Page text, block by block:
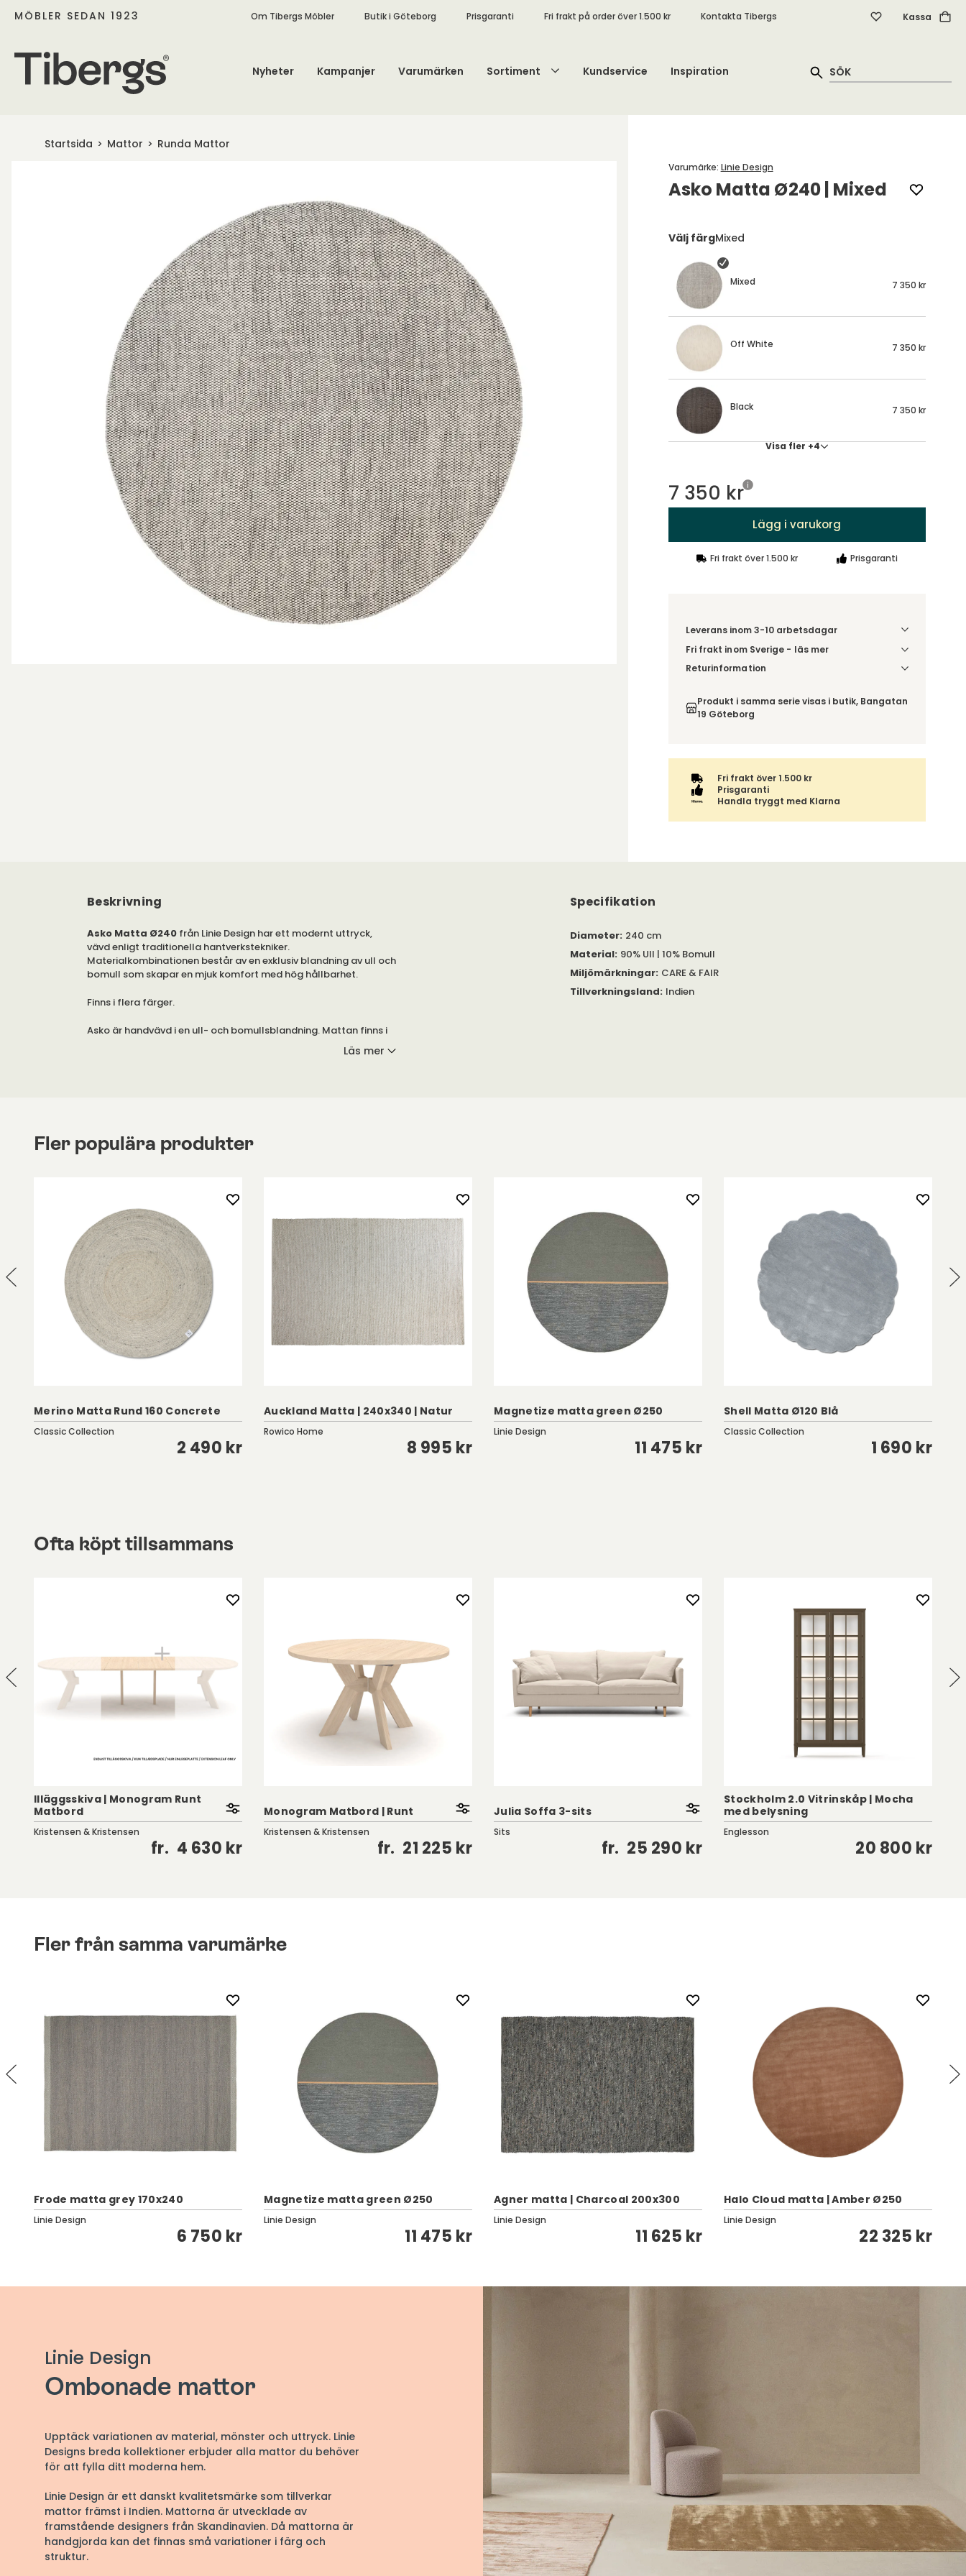
MÖBLER SEDAN 1923 Om Tibergs Möbler Butik i Göteborg Prisgaranti Fri frakt på order över 1.500 kr Kontakta Tibergs Kassa
Nyheter Kampanjer Varumärken Sortiment Kundservice Inspiration
Startsida Mattor Runda Mattor
Asko Matta Ø240 | Mixed
Varumärke: Linie Design
Välj färgMixed
Mixed 7 350 kr
Off White 7 350 kr
Black 7 350 kr
Visa fler +4
7 350 kr
Lägg i varukorg
Fri frakt över 1.500 kr Prisgaranti
Leverans inom 3-10 arbetsdagar
Fri frakt inom Sverige - läs mer
Denna vara skickas till din port/tomtgräns. Innan
andra produkter skickas hela ordern tillsammans.
Returinformation
emot din order, enligtdistansavtalslagen.
Produkt i samma serie visas i butik, Bangatan
19 Göteborg
Fri frakt över 1.500 kr
Prisgaranti
Handla tryggt med Klarna
Beskrivning
Asko Matta Ø240 från Linie Design har ett modernt uttryck,
vävd enligt traditionella hantverkstekniker.
Materialkombinationen består av en exklusiv blandning av ull och
bomull som skapar en mjuk komfort med hög hållbarhet.
Finns i flera färger.
Asko är handvävd i en ull- och bomullsblandning. Mattan finns i
ett brett utbud av färger med diameter 240 centimeter. Asko
finns dessutom i rektangulärt utförande under egen produkt.
Läs mer
Specifikation
Diameter: 240 cm
Material: 90% Ull | 10% Bomull
Miljömärkningar: CARE & FAIR
Tillverkningsland: Indien
Fler populära produkter
Merino Matta Rund 160 Concrete
Classic Collection
2 490 kr
Auckland Matta | 240x340 | Natur
Rowico Home
8 995 kr
Magnetize matta green Ø250
Linie Design
11 475 kr
Shell Matta Ø120 Blå
Classic Collection
1 690 kr
Ofta köpt tillsammans
IIläggsskiva | Monogram Runt
Matbord
Kristensen & Kristensen
fr. 4 630 kr
Monogram Matbord | Runt
Kristensen & Kristensen
fr. 21 225 kr
Julia Soffa 3-sits
Sits
fr. 25 290 kr
Stockholm 2.0 Vitrinskåp | Mocha
med belysning
Englesson
20 800 kr
Fler från samma varumärke
Frode matta grey 170x240
Linie Design
6 750 kr
Magnetize matta green Ø250
Linie Design
11 475 kr
Agner matta | Charcoal 200x300
Linie Design
11 625 kr
Halo Cloud matta | Amber Ø250
Linie Design
22 325 kr
Linie Design
Ombonade mattor
Upptäck variationen av material, mönster och uttryck. Linie
Designs breda kollektioner erbjuder alla mattor du behöver
för att fylla ditt moderna hem.
Linie Design är ett danskt kvalitetsmärke som tillverkar
mattor främst i Indien. Mattorna är utvecklade av
framstående designers från Skandinavien. Då mattorna är
handgjorda kan det finnas små variationer i färg och
struktur.